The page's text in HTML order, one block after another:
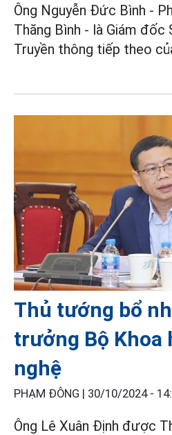
Ông Nguyễn Đức Bình -
Thăng Bình - là Giám đốc
Truyền thông tiếp theo
Thủ tướng bổ
trưởng Bộ Khoa
nghệ
PHẠM ĐÔNG | 30/10/2024 -
Ông Lê Xuân Định được